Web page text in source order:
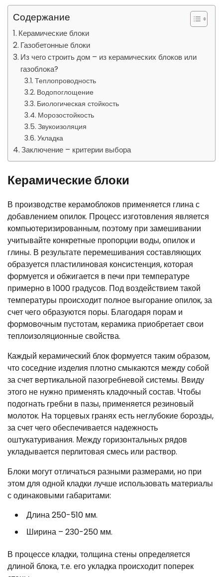
Содержание
Керамические блоки
Газобетонные блоки
Из чего строить дом – из керамических блоков или
газоблока?
Теплопроводность
Водопоглощение
Биологическая стойкость
Морозостойкость
Звукоизоляция
Укладка
Заключение – критерии выбора
Керамические блоки
В производстве керамоблоков применяется глина с
добавлением опилок. Процесс изготовления является
компьютеризированным, поэтому при замешивании
учитывайте конкретные пропорции воды, опилок и
глины. В результате перемешивания составляющих
образуется пластилиновая консистенция, которая
формуется и обжигается в печи при температуре
примерно в 1000 градусов. Под воздействием такой
температуры происходит полное выгорание опилок, за
счет чего образуются поры. Благодаря порам и
формовочным пустотам, керамика приобретает свои
теплоизоляционные свойства.
Каждый керамический блок формуется таким образом,
что соседние изделия плотно смыкаются между собой
за счет вертикальной пазогребневой системы. Ввиду
этого не нужно применять кладочный состав. Чтобы
подогнать гребни в пазы, применяется резиновый
молоток. На торцевых гранях есть неглубокие борозды,
за счет чего обеспечивается надежность
оштукатуривания. Между горизонтальных рядов
укладывается перлитовая смесь или раствор.
Блоки могут отличаться разными размерами, но при
этом для одной кладки лучше использовать материалы
с одинаковыми габаритами:
Длина 250-510 мм.
Ширина – 230-250 мм.
В процессе кладки, толщина стены определяется
длиной блока, т.е. его укладка происходит поперек